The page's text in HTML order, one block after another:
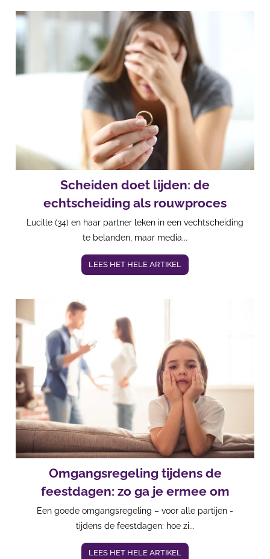
Scheiden doet lijden: de
echtscheiding als rouwproces
Lucille (34) en haar partner leken in een vechtscheiding
te belanden, maar media...
LEES HET HELE ARTIKEL
Omgangsregeling tijdens de
feestdagen: zo ga je ermee om
Een goede omgangsregeling – voor alle partijen -
tijdens de feestdagen: hoe zi...
LEES HET HELE ARTIKEL